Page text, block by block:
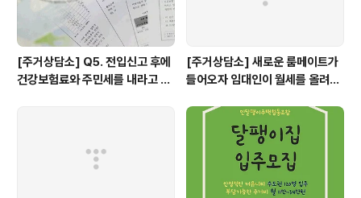
[주거상담소] Q5. 전입신고 후에
건강보험료와 주민세를 내라고 고
[주거상담소] 새로운 룸메이트가
들어오자 임대인이 월세를 올려달